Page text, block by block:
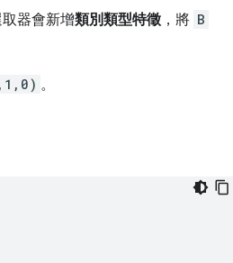
器會新增類別類型特徵 ，將 B
。